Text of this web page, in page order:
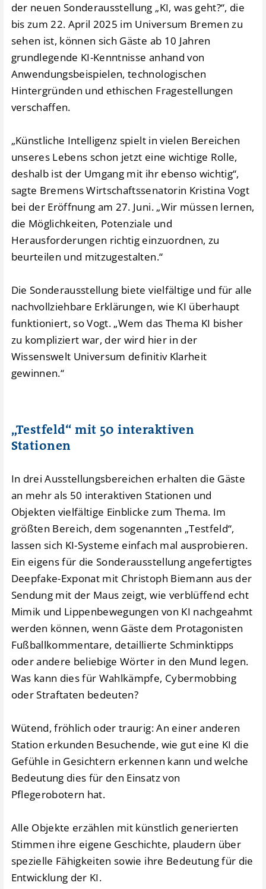
der neuen Sonderausstellung „KI, was geht?“, die
bis zum 22. April 2025 im Universum Bremen zu
sehen ist, können sich Gäste ab 10 Jahren
grundlegende KI-Kenntnisse anhand von
Anwendungsbeispielen, technologischen
Hintergründen und ethischen Fragestellungen
verschaffen.
„Künstliche Intelligenz spielt in vielen Bereichen
unseres Lebens schon jetzt eine wichtige Rolle,
deshalb ist der Umgang mit ihr ebenso wichtig“,
sagte Bremens Wirtschaftssenatorin Kristina Vogt
bei der Eröffnung am 27. Juni. „Wir müssen lernen,
die Möglichkeiten, Potenziale und
Herausforderungen richtig einzuordnen, zu
beurteilen und mitzugestalten.“
Die Sonderausstellung biete vielfältige und für alle
nachvollziehbare Erklärungen, wie KI überhaupt
funktioniert, so Vogt. „Wem das Thema KI bisher
zu kompliziert war, der wird hier in der
Wissenswelt Universum definitiv Klarheit
gewinnen.“
„Testfeld“ mit 50 interaktiven
Stationen
In drei Ausstellungsbereichen erhalten die Gäste
an mehr als 50 interaktiven Stationen und
Objekten vielfältige Einblicke zum Thema. Im
größten Bereich, dem sogenannten „Testfeld“,
lassen sich KI-Systeme einfach mal ausprobieren.
Ein eigens für die Sonderausstellung angefertigtes
Deepfake-Exponat mit Christoph Biemann aus der
Sendung mit der Maus zeigt, wie verblüffend echt
Mimik und Lippenbewegungen von KI nachgeahmt
werden können, wenn Gäste dem Protagonisten
Fußballkommentare, detaillierte Schminktipps
oder andere beliebige Wörter in den Mund legen.
Was kann dies für Wahlkämpfe, Cybermobbing
oder Straftaten bedeuten?
Wütend, fröhlich oder traurig: An einer anderen
Station erkunden Besuchende, wie gut eine KI die
Gefühle in Gesichtern erkennen kann und welche
Bedeutung dies für den Einsatz von
Pflegerobotern hat.
Alle Objekte erzählen mit künstlich generierten
Stimmen ihre eigene Geschichte, plaudern über
spezielle Fähigkeiten sowie ihre Bedeutung für die
Entwicklung der KI.